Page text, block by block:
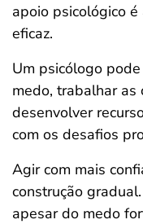
apoio psicológico
eficaz.
Um psicólogo
medo, trabalhar as
desenvolver
com os desafios
Agir com mais
construção
apesar do medo